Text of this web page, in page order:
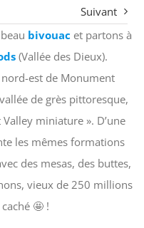
Suivant
bivouac et partons à
(Vallée des Dieux).
est de Monument
de grès pittoresque,
miniature ». D’une
les mêmes formations
des mesas, des buttes,
vieux de 250 millions
🤩 !